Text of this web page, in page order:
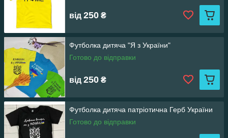
від 250 ₴
Футболка дитяча "Я з України"
Готово до відправки
від 250 ₴
Футболка дитяча патріотична Герб України
Готово до відправки